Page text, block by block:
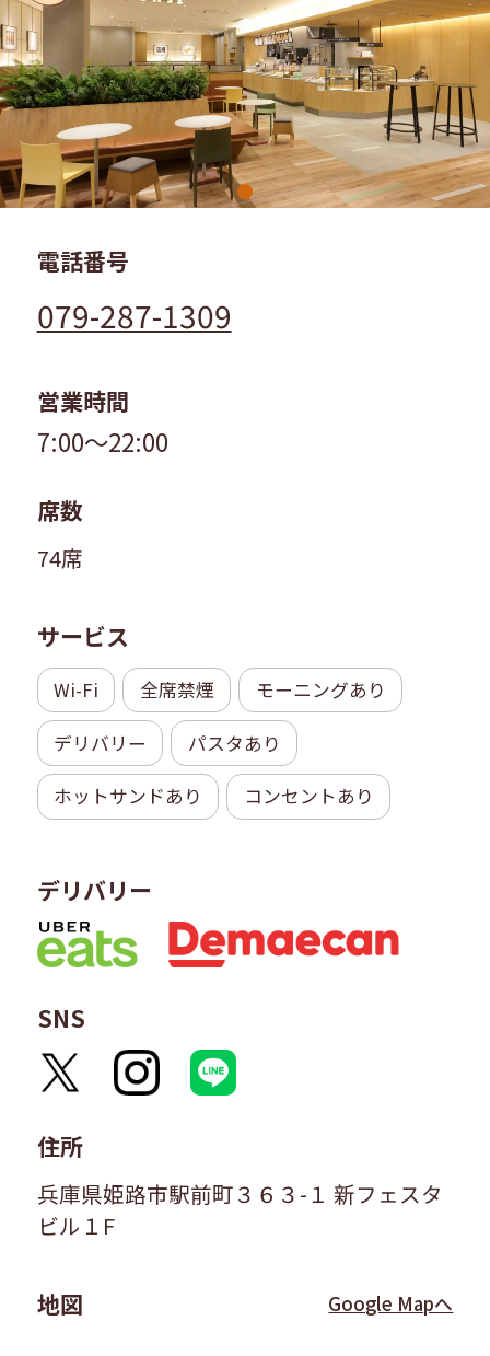
電話番号
079-287-1309
営業時間
7:00～22:00
席数
74席
サービス
Wi-Fi 全席禁煙 モーニングあり
デリバリー パスタあり
ホットサンドあり コンセントあり
デリバリー
SNS
住所
兵庫県姫路市駅前町３６３-１ 新フェスタ
ビル１F
地図 Google Mapへ